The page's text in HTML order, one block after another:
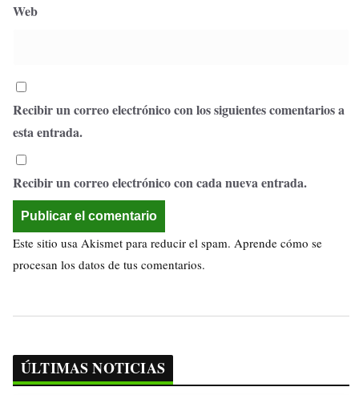
Web
Recibir un correo electrónico con los siguientes comentarios a
esta entrada.
Recibir un correo electrónico con cada nueva entrada.
Este sitio usa Akismet para reducir el spam. Aprende cómo se
procesan los datos de tus comentarios.
ÚLTIMAS NOTICIAS